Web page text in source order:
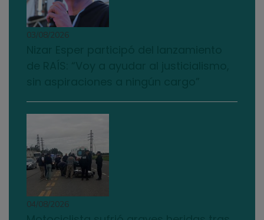
03/08/2026
04/08/2026